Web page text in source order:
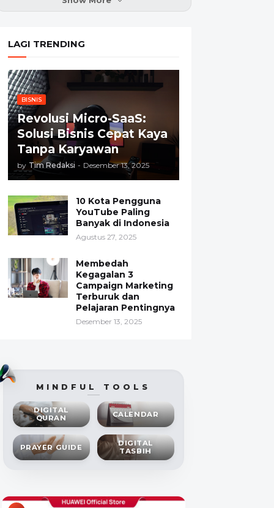
LAGI TRENDING
BISNIS
Revolusi Micro-SaaS:
Solusi Bisnis Cepat Kaya
Tanpa Karyawan
by Tim Redaksi - Desember 13, 2025
10 Kota Pengguna
YouTube Paling
Banyak di Indonesia
Agustus 27, 2025
Membedah
Kegagalan 3
Campaign Marketing
Terburuk dan
Pelajaran Pentingnya
Desember 13, 2025
MINDFUL TOOLS
DIGITAL
QURAN
CALENDAR
PRAYER GUIDE
DIGITAL
TASBIH